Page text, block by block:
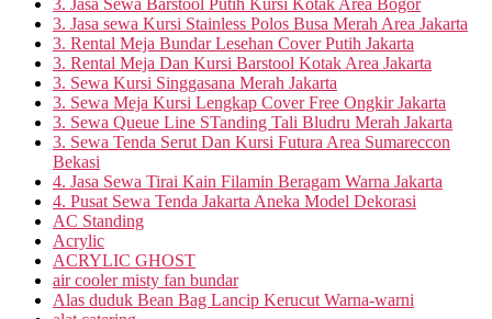
3. Jasa sewa Kursi Stainless Polos Busa Merah Area Jakarta
3. Rental Meja Bundar Lesehan Cover Putih Jakarta
3. Rental Meja Dan Kursi Barstool Kotak Area Jakarta
3. Sewa Kursi Singgasana Merah Jakarta
3. Sewa Meja Kursi Lengkap Cover Free Ongkir Jakarta
3. Sewa Queue Line STanding Tali Bludru Merah Jakarta
3. Sewa Tenda Serut Dan Kursi Futura Area Sumareccon
Bekasi
4. Jasa Sewa Tirai Kain Filamin Beragam Warna Jakarta
4. Pusat Sewa Tenda Jakarta Aneka Model Dekorasi
AC Standing
Acrylic
ACRYLIC GHOST
air cooler misty fan bundar
Alas duduk Bean Bag Lancip Kerucut Warna-warni